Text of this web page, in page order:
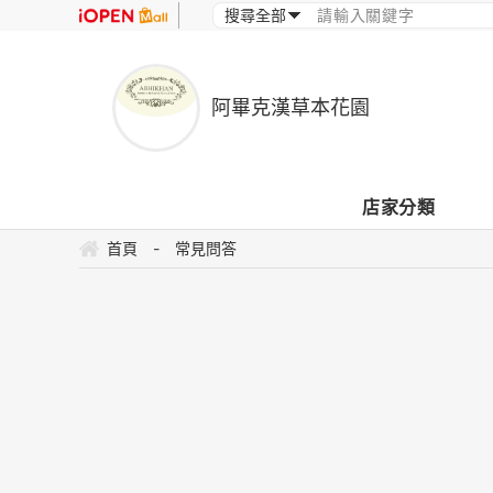
阿畢克漢草本花園
店家分類
首頁 - 常見問答